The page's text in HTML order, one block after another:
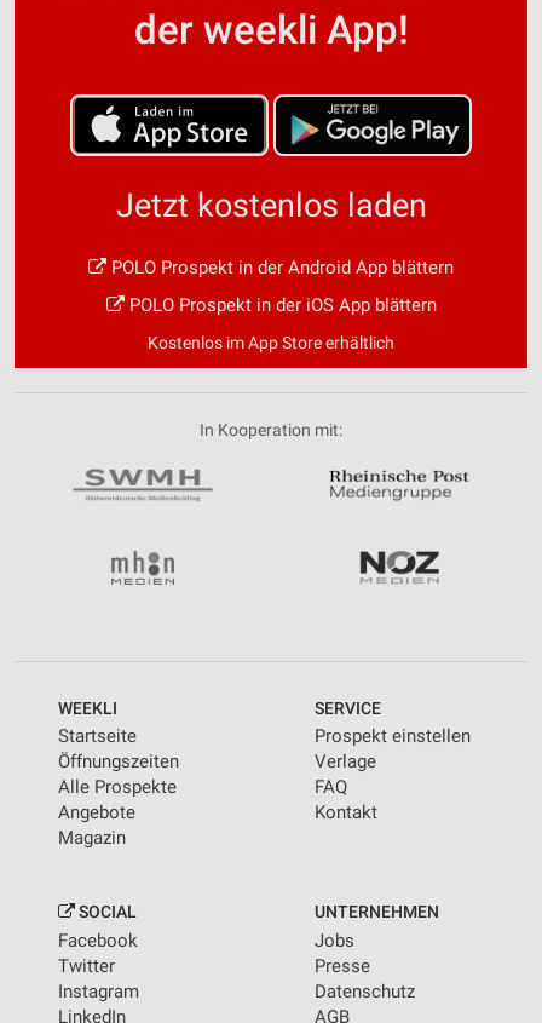
der weekli App!
Jetzt kostenlos laden
POLO Prospekt in der Android App blättern
POLO Prospekt in der iOS App blättern
Kostenlos im App Store erhältlich
In Kooperation mit:
WEEKLI
Startseite
Öffnungszeiten
Alle Prospekte
Angebote
Magazin
SERVICE
Prospekt einstellen
Verlage
FAQ
Kontakt
SOCIAL
Facebook
Twitter
Instagram
LinkedIn
UNTERNEHMEN
Jobs
Presse
Datenschutz
AGB